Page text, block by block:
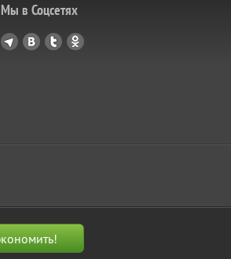
Мы в Соцсетях